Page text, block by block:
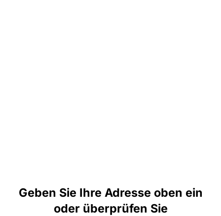
Geben Sie Ihre Adresse oben ein
oder überprüfen Sie